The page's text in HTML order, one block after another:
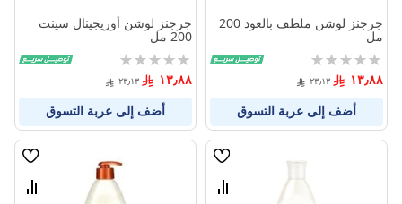
جرجنز لوشن ملطف بالعود 200
مل
Rating:
0%
١٣٫٨٨ ٢٣٫١٣
أضف إلى عربة التسوق
جرجنز لوشن أوريجينال سينت
200 مل
Rating:
0%
١٣٫٨٨ ٢٣٫١٣
أضف إلى عربة التسوق
قائمة
قارن
قائمة
قارن